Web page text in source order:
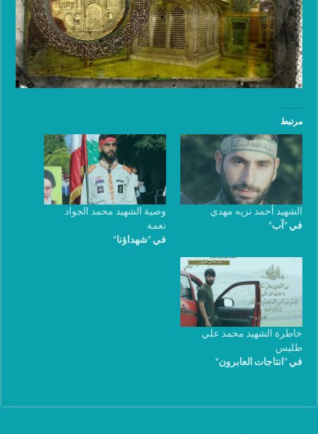
مرتبط
الشهيد أحمد نزيه مهدي
في "آب"
وصية الشهيد محمد الجواد
نعمة
في "شهداؤنا"
خاطرة الشهيد محمد علي
طليس
في "انتاجات العابرون"